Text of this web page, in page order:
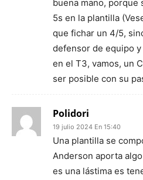
buena mano,
5s en la plantilla
que fichar un 4/5,
defensor de equipo
en el T3, vamos, un
ser posible con su
Polidori
19 julio 2024 En 15:40
Una plantilla se
Anderson aporta
es una lástima es